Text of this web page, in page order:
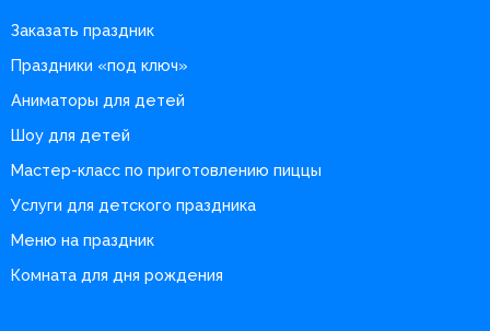
Заказать праздник
Праздники «под ключ»
Аниматоры для детей
Шоу для детей
Мастер-класс по приготовлению пиццы
Услуги для детского праздника
Меню на праздник
Комната для дня рождения